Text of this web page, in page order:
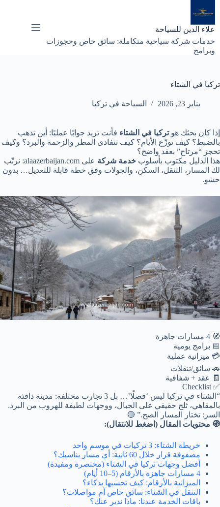
إلى
المحتوى
علاء الدين للسياحة
خدمات شركة سياحية متكاملة: سائق خاص وحجوزات
وبرامج
تركيا في الشتاء
يناير 23, 2026 السياحة في تركيا
إذا كان بحثك هوتركيا في الشتاء فأنت تريد جوابًا عمليًا: أين تذهب
بالضبط؟ كيف توزّع الأيام؟ كيف تتفادى المطر والزحمة والبرد؟ وكيف
تحجز “مرتاح” بعقد واضح؟
هذا الدليل مكتوب بأسلوب خدمة شركة
على alaazerbaijan.com: نرتّب
لك المسار، التنقل، السكن، والجولات وفق خطة قابلة للتعديل… بدون
حشو.
🧭 4 مسارات جاهزة
📅 برامج يومية
💳 ميزانية عملية
🚗 سائق/تنقلات
🧾 عقد + شفافية
✅ Checklist
“الشتاء في تركيا ليس ‘فصلًا’… بل 3 تجارب مختلفة: مدينة دافئة
بالمقاهي، ثلج حقيقي على الجبال، ووجهات لطيفة للهروب من البرد.
السر: تختار المسار الصح.” 🔴
🧭 محتويات المقال (اضغط للانتقال):
خريطة الشتاء: 3 تركيات في موسم واحد
مصفوفة قرار خلال 60 ثانية: أي مسار يناسبك؟
أفضل وجهات تركيا في الشتاء (مختصرة ومفيدة)
4 مسارات جاهزة بالأرقام (5–10 أيام)
الميزانية بالأرقام: كيف تحسبها بذكاء؟
التنقل في الشتاء: سائق خاص أم مواصلات؟
باقات الخدمة عندنا: ماذا ندير عنك؟